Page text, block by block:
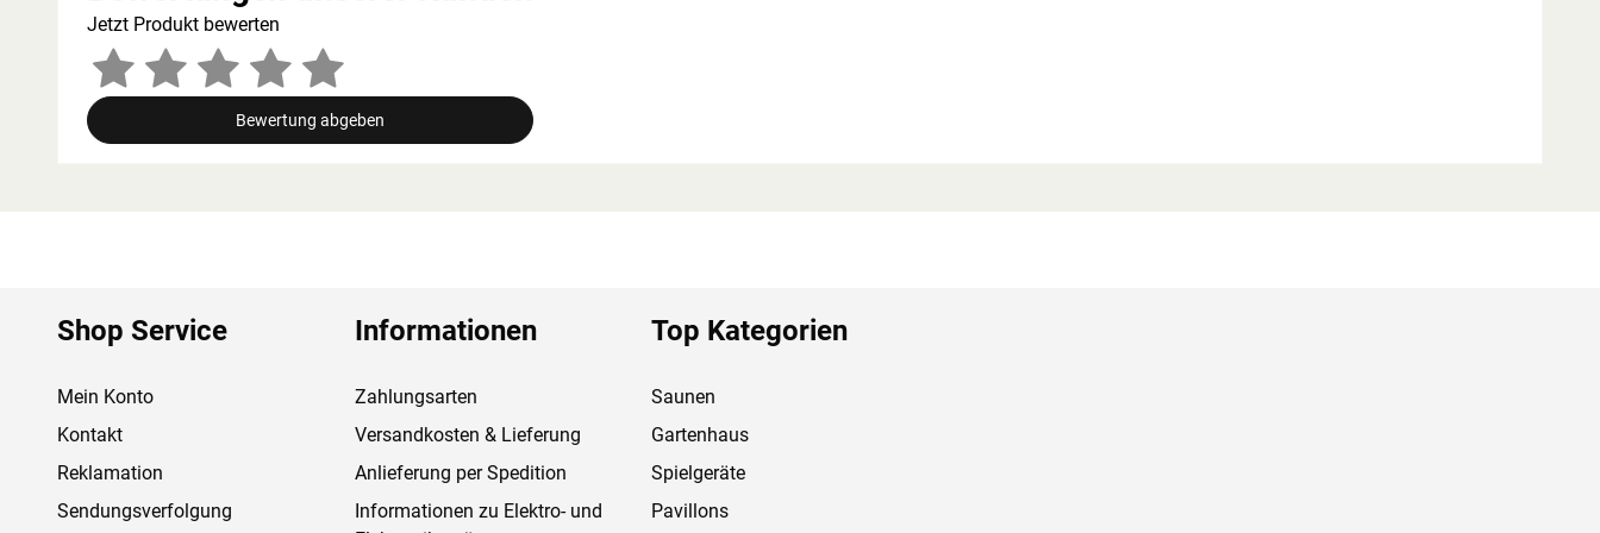
Jetzt Produkt bewerten
Bewertung abgeben
Shop Service
Mein Konto
Kontakt
Reklamation
Sendungsverfolgung
Informationen
Zahlungsarten
Versandkosten & Lieferung
Anlieferung per Spedition
Informationen zu Elektro- und
Top Kategorien
Saunen
Gartenhaus
Spielgeräte
Pavillons